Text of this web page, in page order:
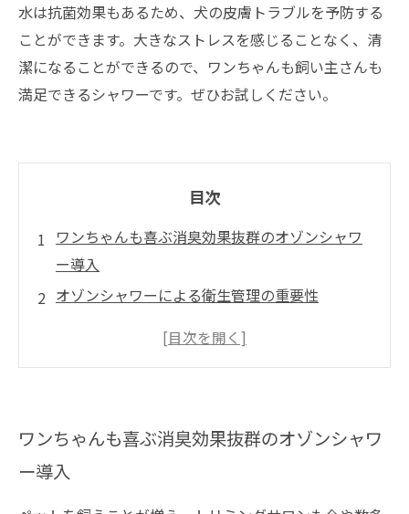
水は抗菌効果もあるため、犬の皮膚トラブルを予防する
ことができます。大きなストレスを感じることなく、清
潔になることができるので、ワンちゃんも飼い主さんも
満足できるシャワーです。ぜひお試しください。
目次
ワンちゃんも喜ぶ消臭効果抜群のオゾンシャワ
ー導入
オゾンシャワーによる衛生管理の重要性
オゾンシャワーでのトリミングのメリット
ワンちゃんも喜ぶ消臭効果抜群のオゾンシャワ
ー導入